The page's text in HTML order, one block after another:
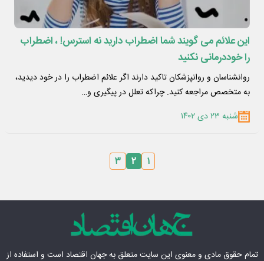
این علائم می گویند شما اضطراب دارید نه استرس! ، اضطراب
را خوددرمانی نکنید
روانشناسان و روانپزشکان تاکید دارند اگر علائم اضطراب را در خود دیدید،
به متخصص مراجعه کنید. چراکه تعلل در پیگیری و…
شنبه ۲۳ دی ۱۴۰۲
۱ ۲ ۳
تمام حقوق مادی‌ و معنوی این سایت متعلق بهجهان اقتصاد است و استفاده از